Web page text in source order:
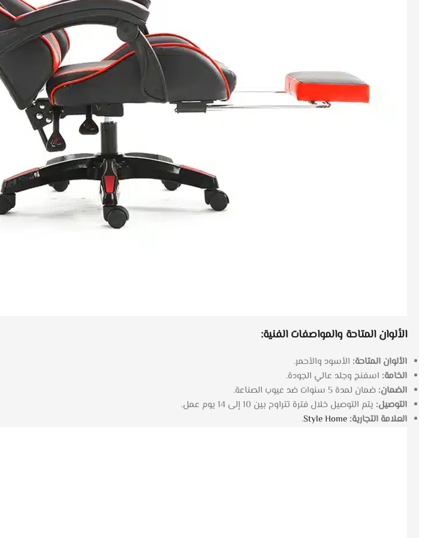
الألوان المتاحة والمواصفات الفنية:
الألوان المتاحة: الأسود والأحمر.
الخامة: اسفنج وجلد عالي الجودة.
الضمان: ضمان لمدة 5 سنوات ضد عيوب الصناعة.
التوصيل: يتم التوصيل خلال فترة تتراوح بين 10 إلى 14 يوم عمل.
العلامة التجارية: Style Home
.